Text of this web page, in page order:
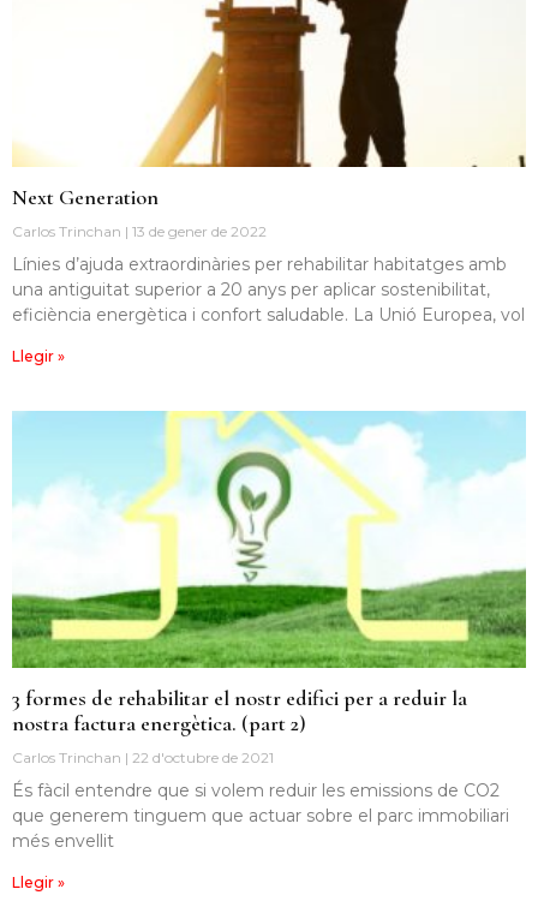
Next Generation
Carlos Trinchan 13 de gener de 2022
Línies d’ajuda extraordinàries per rehabilitar habitatges amb
una antiguitat superior a 20 anys per aplicar sostenibilitat,
eficiència energètica i confort saludable. La Unió Europea, vol
Llegir »
3 formes de rehabilitar el nostr edifici per a reduir la
nostra factura energètica. (part 2)
Carlos Trinchan 22 d'octubre de 2021
És fàcil entendre que si volem reduir les emissions de CO2
que generem tinguem que actuar sobre el parc immobiliari
més envellit
Llegir »